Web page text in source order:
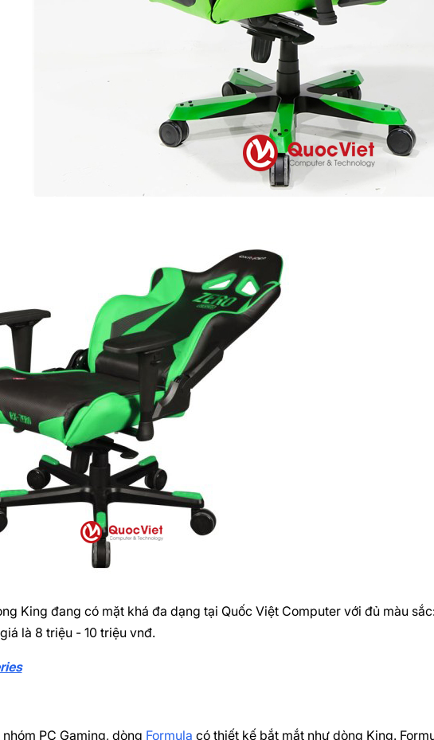
King đang có mặt khá đa dạng tại Quốc Việt Computer với đủ màu
là 8 triệu - 10 triệu vnđ.
PC Gaming, dòng Formula có thiết kế bắt mắt như dòng King.